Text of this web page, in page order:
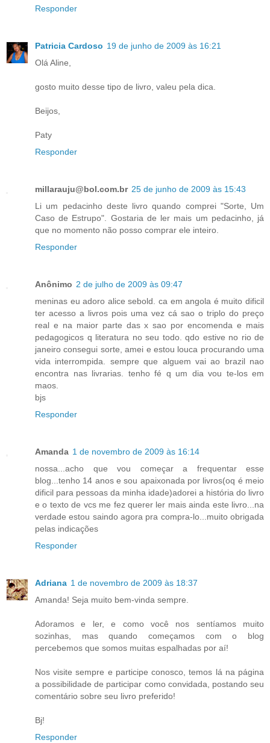
Responder
Patricia Cardoso 19 de junho de 2009 às 16:21
Olá Aline,
gosto muito desse tipo de livro, valeu pela dica.
Beijos,
Paty
Responder
millarauju@bol.com.br 25 de junho de 2009 às 15:43
Li um pedacinho deste livro quando comprei "Sorte, Um
Caso de Estrupo". Gostaria de ler mais um pedacinho, já
que no momento não posso comprar ele inteiro.
Responder
Anônimo 2 de julho de 2009 às 09:47
meninas eu adoro alice sebold. ca em angola é muito dificil
ter acesso a livros pois uma vez cá sao o triplo do preço
real e na maior parte das x sao por encomenda e mais
pedagogicos q literatura no seu todo. qdo estive no rio de
janeiro consegui sorte, amei e estou louca procurando uma
vida interrompida. sempre que alguem vai ao brazil nao
encontra nas livrarias. tenho fé q um dia vou te-los em
maos.
bjs
Responder
Amanda 1 de novembro de 2009 às 16:14
nossa...acho que vou começar a frequentar esse
blog...tenho 14 anos e sou apaixonada por livros(oq é meio
dificil para pessoas da minha idade)adorei a história do livro
e o texto de vcs me fez querer ler mais ainda este livro...na
verdade estou saindo agora pra compra-lo...muito obrigada
pelas indicações
Responder
Adriana 1 de novembro de 2009 às 18:37
Amanda! Seja muito bem-vinda sempre.
Adoramos e ler, e como você nos sentíamos muito
sozinhas, mas quando começamos com o blog
percebemos que somos muitas espalhadas por aí!
Nos visite sempre e participe conosco, temos lá na página
a possibilidade de participar como convidada, postando seu
comentário sobre seu livro preferido!
Bj!
Responder